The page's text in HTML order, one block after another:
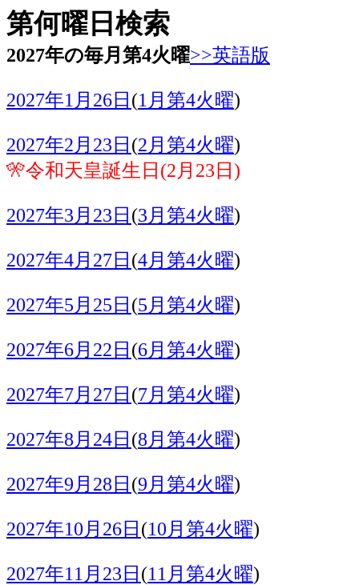
第何曜日検索
2027年の毎月第4火曜>>英語版
2027年1月26日 (1月第4火曜)
2027年2月23日 (2月第4火曜)
🎌令和天皇誕生日(2月23日)
2027年3月23日 (3月第4火曜)
2027年4月27日 (4月第4火曜)
2027年5月25日 (5月第4火曜)
2027年6月22日 (6月第4火曜)
2027年7月27日 (7月第4火曜)
2027年8月24日 (8月第4火曜)
2027年9月28日 (9月第4火曜)
2027年10月26日 (10月第4火曜)
2027年11月23日 (11月第4火曜)